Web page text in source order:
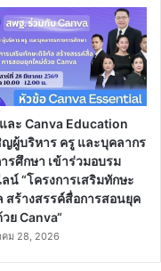
ละ Canva Education
ญผู้บริหาร ครู และบุคลากร
รศึกษา เข้าร่วมอบรม
น์ “โครงการเสริมทักษะ
สร้างสรรค์สื่อการสอนยุค
ย Canva“
ม 28, 2026